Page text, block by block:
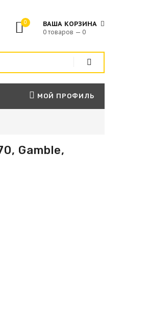
0 ВАША КОРЗИНА
0 товаров — 0
МОЙ ПРОФИЛЬ
Gamble,